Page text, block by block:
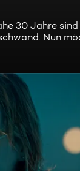
30 Jahre
Nun